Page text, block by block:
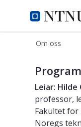
Om oss
Leiar: Hilde
professor,
Fakultet for
Noregs